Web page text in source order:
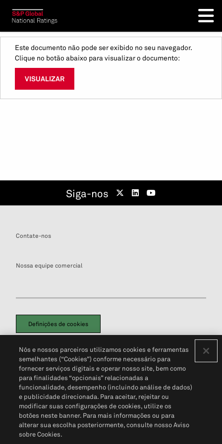
Este documento não pode ser exibido no seu navegador.
Clique no botão abaixo para visualizar o documento:
VISUALIZAR
Siga-nos
Contate-nos
Nossa equipe comercial
Definições de cookies
Política de PrivacidadePortal de privacidade do cliente (em inglês)
Não Venda Minhas Informações Pessoais© 2026 S&P Global
Nós e nossos parceiros utilizamos cookies e ferramentas
semelhantes (“Cookies”) conforme necessário para
fornecer serviços digitais e operar nosso site, bem como
para finalidades “opcionais” relacionadas a
funcionalidade, desempenho (incluindo análise de dados)
e publicidade direcionada. Para aceitar, rejeitar ou
modificar suas configurações de cookies, utilize os
botões neste banner. Para mais informações ou para
alterar sua escolha posteriormente, consulte nosso Aviso
sobre Cookies.